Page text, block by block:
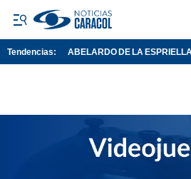
Tendencias: ABELARDO DE LA